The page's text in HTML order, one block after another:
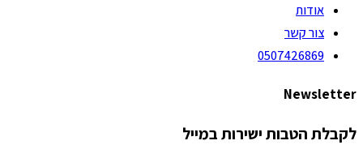
אודות
צור קשר
0507426869
Newsletter
לקבלת הטבות ישירות במייל